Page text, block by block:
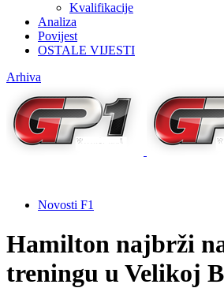
Kvalifikacije
Analiza
Povijest
OSTALE VIJESTI
Arhiva
Novosti F1
Hamilton najbrži
treningu u Velikoj